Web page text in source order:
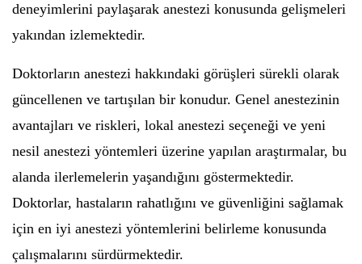
deneyimlerini paylaşarak anestezi konusunda gelişmeleri
yakından izlemektedir.
Doktorların anestezi hakkındaki görüşleri sürekli olarak
güncellenen ve tartışılan bir konudur. Genel anestezinin
avantajları ve riskleri, lokal anestezi seçeneği ve yeni
nesil anestezi yöntemleri üzerine yapılan araştırmalar, bu
alanda ilerlemelerin yaşandığını göstermektedir.
Doktorlar, hastaların rahatlığını ve güvenliğini sağlamak
için en iyi anestezi yöntemlerini belirleme konusunda
çalışmalarını sürdürmektedir.